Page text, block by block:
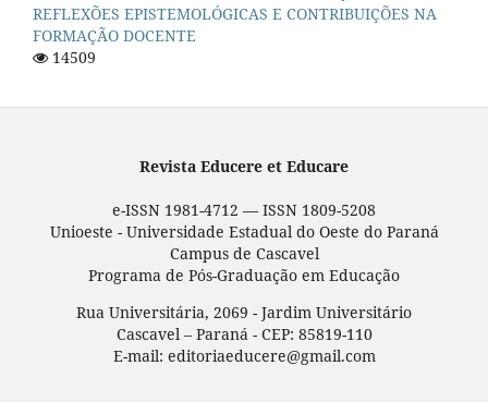
REFLEXÕES EPISTEMOLÓGICAS E CONTRIBUIÇÕES NA
FORMAÇÃO DOCENTE
14509
Revista Educere et Educare
e-ISSN 1981-4712 — ISSN 1809-5208
Unioeste - Universidade Estadual do Oeste do Paraná
Campus de Cascavel
Programa de Pós-Graduação em Educação
Rua Universitária, 2069 - Jardim Universitário
Cascavel – Paraná - CEP: 85819-110
E-mail: editoriaeducere@gmail.com